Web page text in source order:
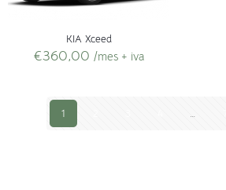
KIA Xceed
€360,00 /mes + iva
1 …